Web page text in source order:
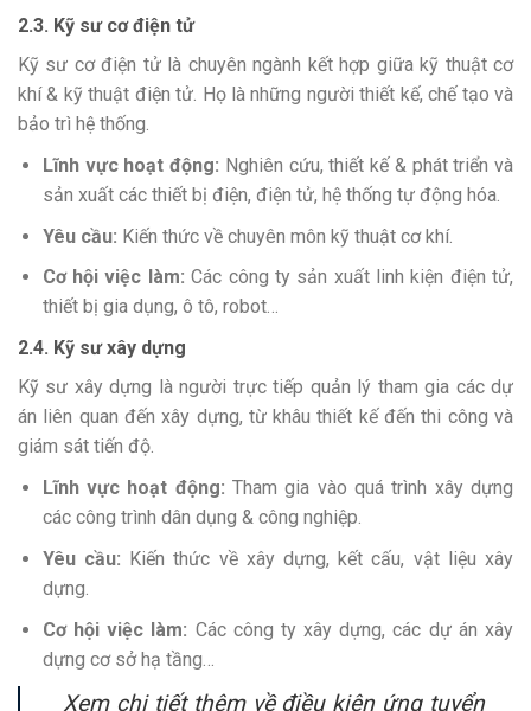
2.3. Kỹ sư cơ điện tử
Kỹ sư cơ điện tử là chuyên ngành kết hợp giữa kỹ thuật cơ
khí & kỹ thuật điện tử. Họ là những người thiết kế, chế tạo và
bảo trì hệ thống.
Lĩnh vực hoạt động: Nghiên cứu, thiết kế & phát triển và
sản xuất các thiết bị điện, điện tử, hệ thống tự động hóa.
Yêu cầu: Kiến thức về chuyên môn kỹ thuật cơ khí.
Cơ hội việc làm: Các công ty sản xuất linh kiện điện tử,
thiết bị gia dụng, ô tô, robot…
2.4. Kỹ sư xây dựng
Kỹ sư xây dựng là người trực tiếp quản lý tham gia các dự
án liên quan đến xây dựng, từ khâu thiết kế đến thi công và
giám sát tiến độ.
Lĩnh vực hoạt động: Tham gia vào quá trình xây dựng
các công trình dân dụng & công nghiệp.
Yêu cầu: Kiến thức về xây dựng, kết cấu, vật liệu xây
dựng.
Cơ hội việc làm: Các công ty xây dựng, các dự án xây
dựng cơ sở hạ tầng…
Xem chi tiết thêm về điều kiện ứng tuyển